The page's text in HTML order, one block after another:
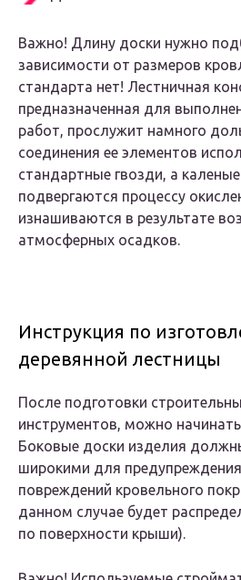
Важно! Длину доски нужно
зависимости от размеров
стандарта нет! Лестничная
предназначенная для
работ, прослужит намного
соединения ее элементов
стандартные гвозди, а
подвергаются процессу
изнашиваются в результате
атмосферных осадков.
Инструкция по
деревянной лестницы
После подготовки
инструментов, можно
Боковые доски изделия
широкими для
повреждений кровельного
данном случае будет
по поверхности крыши).